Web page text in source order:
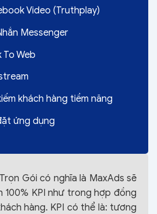
Video (Truthplay)
Messenger
To Web
khách hàng tiềm năng
ứng dụng
Gói có nghĩa là MaxAds sẽ
100% KPI như trong hợp đồng
hàng. KPI có thể là: tương